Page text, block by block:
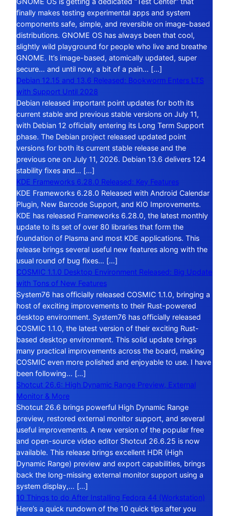
finally makes testing experimental apps and system
components safe, simple, and reversible on image-based
distributions. GNOME OS has always been that cool,
slightly wild playground for people who live and breathe
GNOME. It’s image-based, atomically updated, super
secure… and until now, a bit of a pain… […]
Debian 12.15 and 13.6 Released: Bookworm Enters LTS
with Support Until 2028
Debian released important point updates for both its
current stable and previous stable versions on July 11,
with Debian 12 officially entering its Long Term Support
phase. The Debian project released updated point
versions for both its current stable release and the
previous one on July 11, 2026. Debian 13.6 delivers 124
stability fixes and… […]
KDE Frameworks 6.28.0 Released: Key Features
KDE Frameworks 6.28.0 Released with Android Calendar
Plugin, New Barcode Support, and KIO Improvements.
KDE has released Frameworks 6.28.0, the latest monthly
update to its set of over 80 libraries that form the
foundation of Plasma and most KDE applications. This
release brings several useful new features along with the
usual round of bug fixes… […]
COSMIC 1.1.0 Desktop Environment Released: Big Update
with Tons of New Features
System76 has officially released COSMIC 1.1.0, bringing a
host of exciting improvements to their Rust-powered
desktop environment. System76 has officially released
COSMIC 1.1.0, the latest version of their exciting Rust-
based desktop environment. This solid update brings
many practical improvements across the board, making
COSMIC even more polished and enjoyable to use. I have
been following… […]
Shotcut 26.6: High Dynamic Range Preview, External
Monitor & More
Shotcut 26.6 brings powerful High Dynamic Range
preview, restored external monitor support, and several
useful improvements. A new version of the popular free
and open-source video editor Shotcut 26.6.25 is now
available. This release brings excellent HDR (High
Dynamic Range) preview and export capabilities, brings
back the long-missing external monitor support using a
system display,… […]
10 Things to do After Installing Fedora 44 (Workstation)
Here’s a quick rundown of the 10 quick tips after you